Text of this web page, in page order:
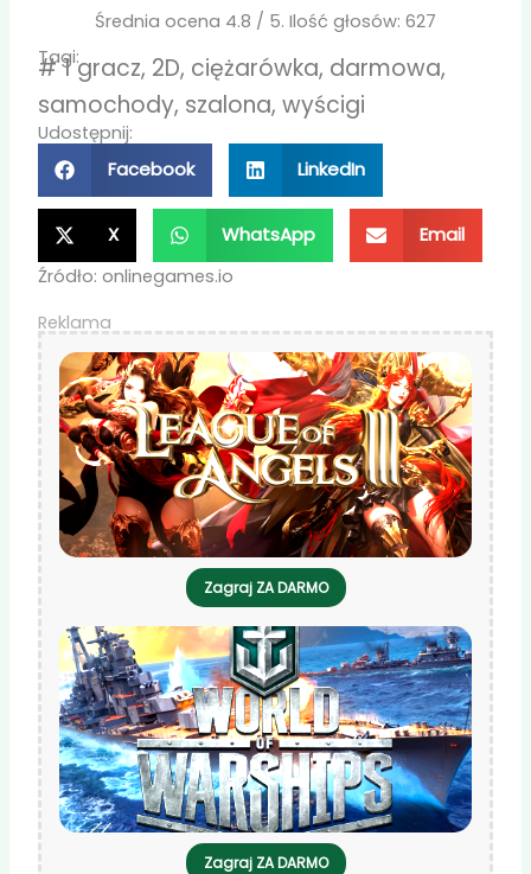
Średnia ocena 4.8 / 5. Ilość głosów: 627
Tagi:
#1 gracz, 2D, ciężarówka, darmowa,
samochody, szalona,wyścigi
Udostępnij:
Facebook LinkedIn
X WhatsApp Email
Źródło: onlinegames.io
Reklama
Zagraj ZA DARMO
Zagraj ZA DARMO